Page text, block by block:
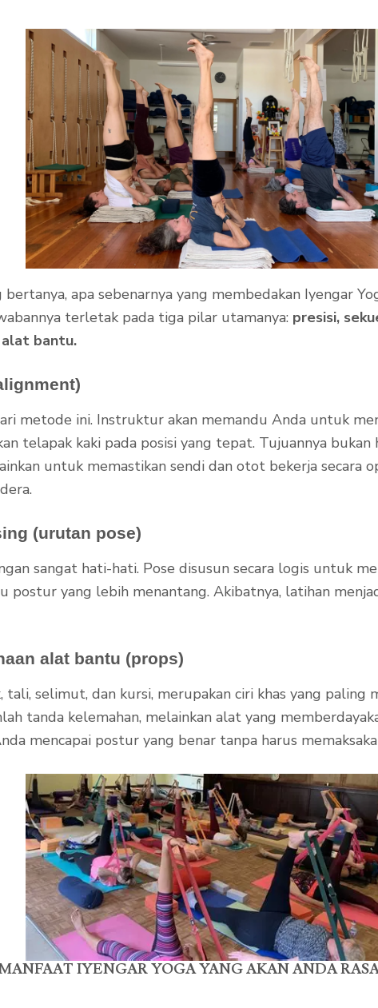
bertanya, apa sebenarnya yang membedakan Iyengar
terletak pada tiga pilar utamanya: presisi,
alat bantu.
metode ini. Instruktur akan memandu Anda untuk
telapak kaki pada posisi yang tepat. Tujuannya bukan
untuk memastikan sendi dan otot bekerja secara
(urutan pose)
sangat hati-hati. Pose disusun secara logis untuk
postur yang lebih menantang. Akibatnya, latihan
alat bantu (props)
tali, selimut, dan kursi, merupakan ciri khas yang paling
tanda kelemahan, melainkan alat yang
mencapai postur yang benar tanpa harus
IYENGAR YOGA YANG AKAN ANDA